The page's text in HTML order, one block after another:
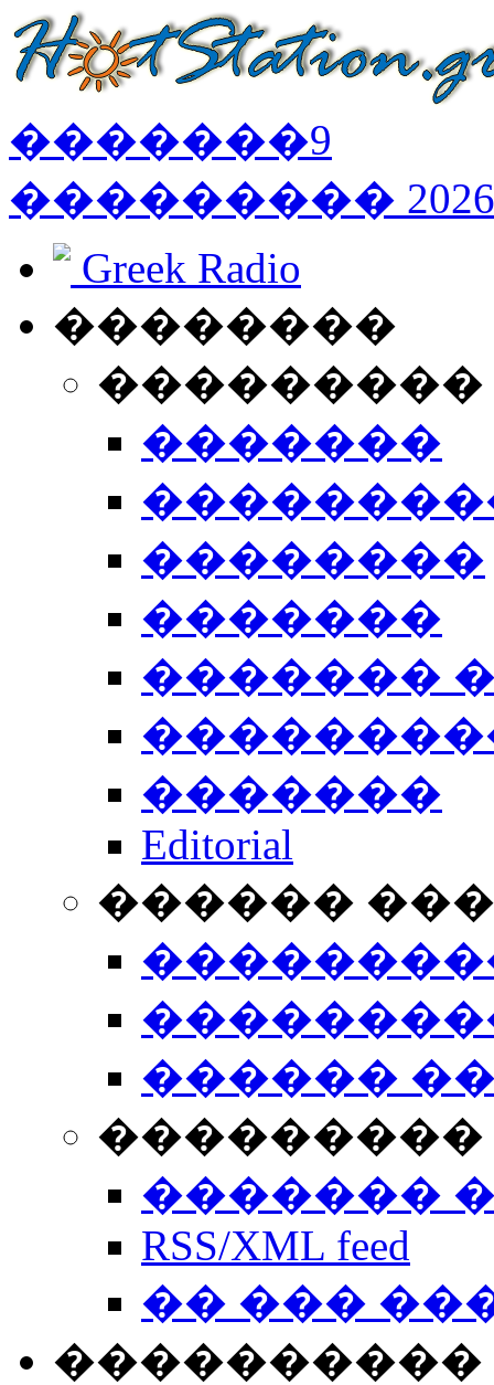
�������9
��������� 2026
Greek Radio
��������
�������
��������
�������
�������
�������
Editorial
������
������
���������
�������
RSS/XML feed
�� ���
����������